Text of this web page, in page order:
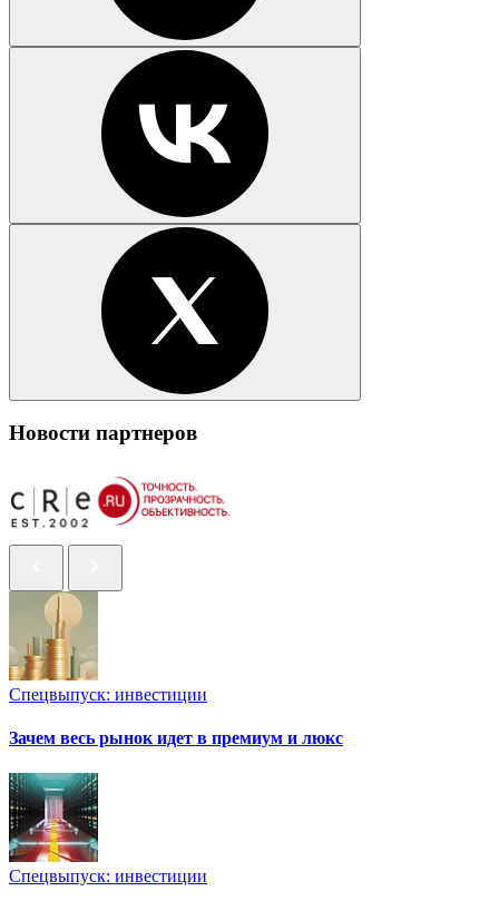
Новости партнеров
Спецвыпуск: инвестиции
Зачем весь рынок идет в премиум и люкс
Спецвыпуск: инвестиции